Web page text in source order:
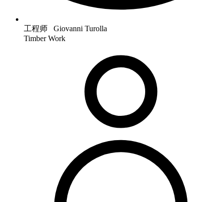
工程师 Giovanni Turolla
Timber Work